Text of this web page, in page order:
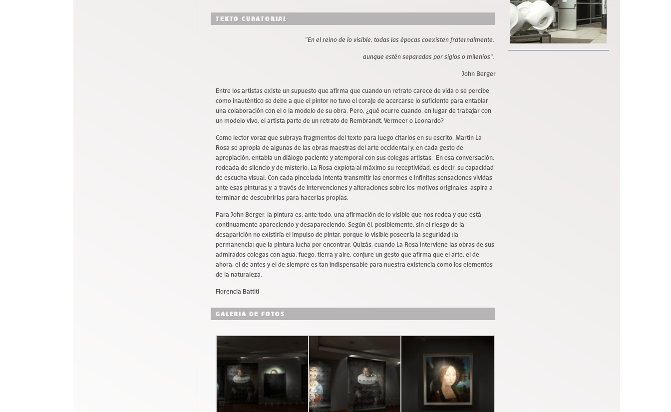
TEXTO CURATORIAL
“En el reino de lo visible, todas las épocas coexisten fraternalmente,
aunque estén separadas por siglos o milenios”.
John Berger
Entre los artistas existe un supuesto que afirma que cuando un retrato carece de vida o se percibe
como inauténtico se debe a que el pintor no tuvo el coraje de acercarse lo suficiente para entablar
una colaboración con el o la modelo de su obra. Pero, ¿qué ocurre cuando, en lugar de trabajar con
un modelo vivo, el artista parte de un retrato de Rembrandt, Vermeer o Leonardo?
Como lector voraz que subraya fragmentos del texto para luego citarlos en su escrito, Martín La
Rosa se apropia de algunas de las obras maestras del arte occidental y, en cada gesto de
apropiación, entabla un diálogo paciente y atemporal con sus colegas artistas. En esa conversación,
rodeada de silencio y de misterio, La Rosa explota al máximo su receptividad, es decir, su capacidad
de escucha visual. Con cada pincelada intenta transmitir las enormes e infinitas sensaciones vividas
ante esas pinturas y, a través de intervenciones y alteraciones sobre los motivos originales, aspira a
terminar de descubrirlas para hacerlas propias.
Para John Berger, la pintura es, ante todo, una afirmación de lo visible que nos rodea y que está
continuamente apareciendo y desapareciendo. Según él, posiblemente, sin el riesgo de la
desaparición no existiría el impulso de pintar, porque lo visible poseería la seguridad (la
permanencia) que la pintura lucha por encontrar. Quizás, cuando La Rosa interviene las obras de sus
admirados colegas con agua, fuego, tierra y aire, conjure un gesto que afirma que el arte, el de
ahora, el de antes y el de siempre es tan indispensable para nuestra existencia como los elementos
de la naturaleza.
Florencia Battiti
GALERIA DE FOTOS